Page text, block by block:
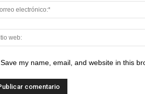
Save my name, email, and website in this